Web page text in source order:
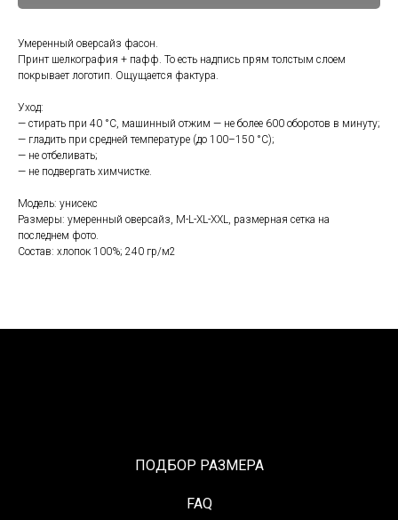
Умеренный оверсайз фасон.
Принт шелкография + пафф. То есть надпись прям толстым слоем
покрывает логотип. Ощущается фактура.
Уход:
— стирать при 40 °С, машинный отжим — не более 600 оборотов в минуту;
— гладить при средней температуре (до 100–150 °С);
— не отбеливать;
— не подвергать химчистке.
Модель: унисекс
Размеры: умеренный оверсайз, M-L-XL-XXL, размерная сетка на
последнем фото.
Состав: хлопок 100%; 240 гр/м2
ПОДБОР РАЗМЕРА
FAQ